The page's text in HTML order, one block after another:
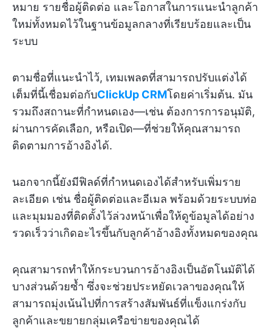
หมาย รายชื่อผู้ติดต่อ และโอกาสในการแนะนำลูกค้า
ใหม่ทั้งหมดไว้ในฐานข้อมูลกลางที่เรียบร้อยและเป็น
ระบบ
ตามชื่อที่แนะนำไว้, เทมเพลตที่สามารถปรับแต่งได้
เต็มที่นี้เชื่อมต่อกับClickUp CRMโดยค่าเริ่มต้น. มัน
รวมถึงสถานะที่กำหนดเอง—เช่น ต้องการการอนุมัติ,
ผ่านการคัดเลือก, หรือเปิด—ที่ช่วยให้คุณสามารถ
ติดตามการอ้างอิงได้.
นอกจากนี้ยังมีฟิลด์ที่กำหนดเองได้สำหรับเพิ่มราย
ละเอียด เช่น ชื่อผู้ติดต่อและอีเมล พร้อมด้วยระบบท่อ
และมุมมองที่ติดตั้งไว้ล่วงหน้าเพื่อให้ดูข้อมูลได้อย่าง
รวดเร็วว่าเกิดอะไรขึ้นกับลูกค้าอ้างอิงทั้งหมดของคุณ
คุณสามารถทำให้กระบวนการอ้างอิงเป็นอัตโนมัติได้
บางส่วนด้วยซ้ำ ซึ่งจะช่วยประหยัดเวลาของคุณให้
สามารถมุ่งเน้นไปที่การสร้างสัมพันธ์ที่แข็งแกร่งกับ
ลูกค้าและขยายกลุ่มเครือข่ายของคุณได้